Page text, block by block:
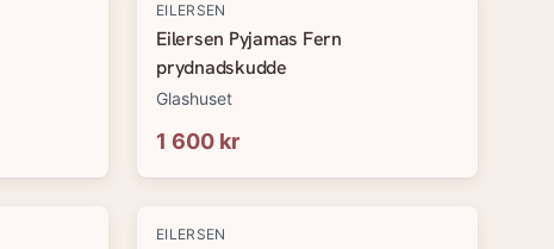
EILERSEN
Eilersen Pyjamas Fern
prydnadskudde
Glashuset
1 600 kr
EILERSEN